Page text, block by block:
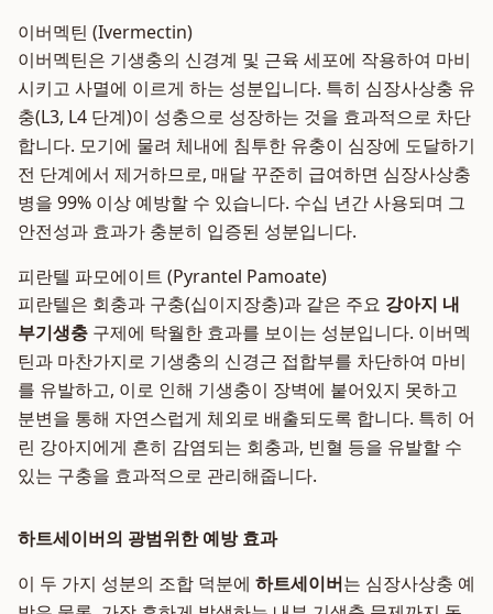
이버멕틴 (Ivermectin)
이버멕틴은 기생충의 신경계 및 근육 세포에 작용하여 마비
시키고 사멸에 이르게 하는 성분입니다. 특히 심장사상충 유
충(L3, L4 단계)이 성충으로 성장하는 것을 효과적으로 차단
합니다. 모기에 물려 체내에 침투한 유충이 심장에 도달하기
전 단계에서 제거하므로, 매달 꾸준히 급여하면 심장사상충
병을 99% 이상 예방할 수 있습니다. 수십 년간 사용되며 그
안전성과 효과가 충분히 입증된 성분입니다.
피란텔 파모에이트 (Pyrantel Pamoate)
피란텔은 회충과 구충(십이지장충)과 같은 주요 강아지 내
부기생충 구제에 탁월한 효과를 보이는 성분입니다. 이버멕
틴과 마찬가지로 기생충의 신경근 접합부를 차단하여 마비
를 유발하고, 이로 인해 기생충이 장벽에 붙어있지 못하고
분변을 통해 자연스럽게 체외로 배출되도록 합니다. 특히 어
린 강아지에게 흔히 감염되는 회충과, 빈혈 등을 유발할 수
있는 구충을 효과적으로 관리해줍니다.
하트세이버의 광범위한 예방 효과
이 두 가지 성분의 조합 덕분에 하트세이버는 심장사상충 예